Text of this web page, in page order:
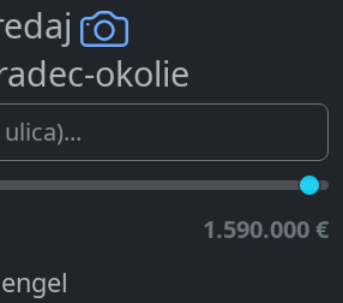
okolie
1.590.000 €